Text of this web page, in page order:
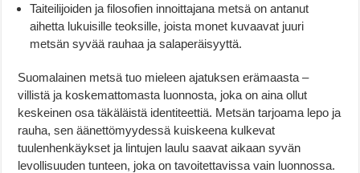
Taiteilijoiden ja filosofien innoittajana metsä on antanut
aihetta lukuisille teoksille, joista monet kuvaavat juuri
metsän syvää rauhaa ja salaperäisyyttä.
Suomalainen metsä tuo mieleen ajatuksen erämaasta –
villistä ja koskemattomasta luonnosta, joka on aina ollut
keskeinen osa täkäläistä identiteettiä. Metsän tarjoama lepo ja
rauha, sen äänettömyydessä kuiskeena kulkevat
tuulenhenkäykset ja lintujen laulu saavat aikaan syvän
levollisuuden tunteen, joka on tavoitettavissa vain luonnossa.